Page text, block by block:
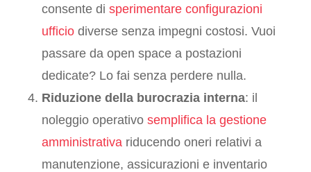
consente di sperimentare configurazioni
ufficio diverse senza impegni costosi. Vuoi
passare da open space a postazioni
dedicate? Lo fai senza perdere nulla.
Riduzione della burocrazia interna: il
noleggio operativo semplifica la gestione
amministrativa riducendo oneri relativi a
manutenzione, assicurazioni e inventario